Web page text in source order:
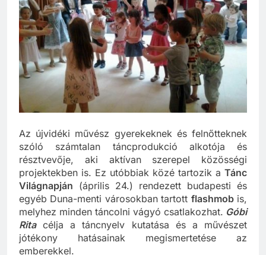
Az újvidéki művész gyerekeknek és felnőtteknek
szóló számtalan táncprodukció alkotója és
résztvevője, aki aktívan szerepel közösségi
projektekben is. Ez utóbbiak közé tartozik aTánc
Világnapján(április 24.) rendezett budapesti és
egyéb Duna-menti városokban tartottflashmobis,
melyhez minden táncolni vágyó csatlakozhat.Góbi
Ritacélja a táncnyelv kutatása és a művészet
jótékony hatásainak megismertetése az